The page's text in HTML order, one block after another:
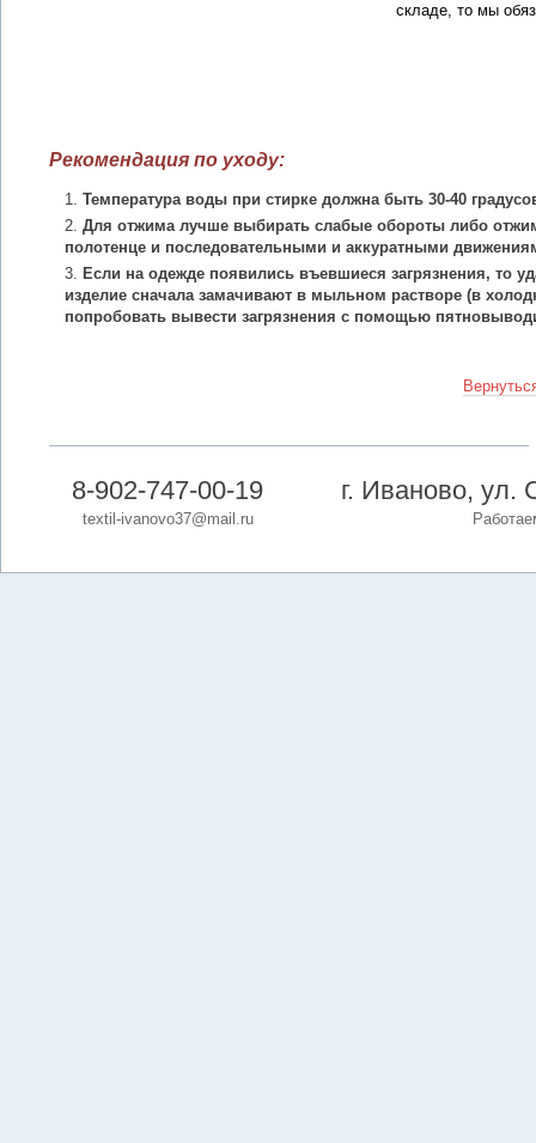
складе, то мы
Рекомендация по уходу:
Температура воды при стирке должна быть 30-40
Для отжима лучше выбирать слабые обороты либо
полотенце и последовательными и аккуратными
Если на одежде появились въевшиеся загрязнения, то
изделие сначала замачивают в мыльном растворе (в
попробовать вывести загрязнения с помощью
8-902-747-00-19
textil-ivanovo37@mail.ru
г. Иваново, ул.